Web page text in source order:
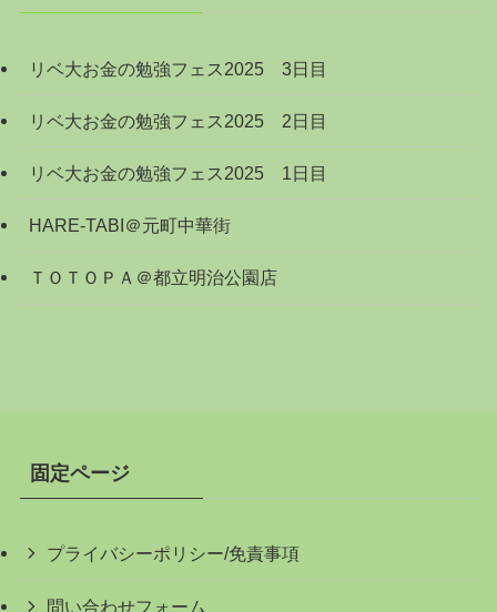
リベ大お金の勉強フェス2025 3日目
リベ大お金の勉強フェス2025 2日目
リベ大お金の勉強フェス2025 1日目
HARE-TABI＠元町中華街
ＴＯＴＯＰＡ＠都立明治公園店
固定ページ
プライバシーポリシー/免責事項
問い合わせフォーム